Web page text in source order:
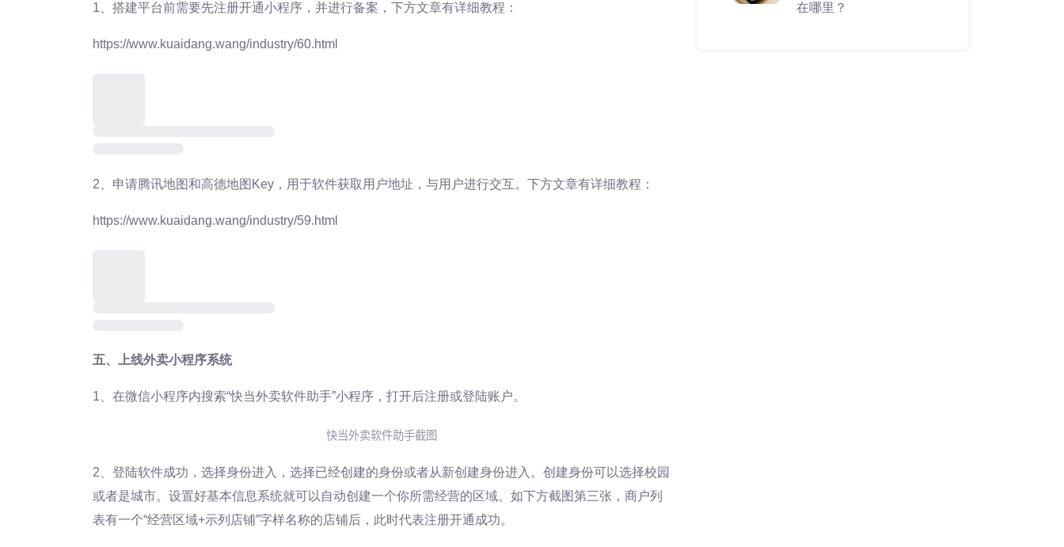
1、搭建平台前需要先注册开通小程序，并进行备案，下方文章有详细教程：
https://www.kuaidang.wang/industry/60.html
2、申请腾讯地图和高德地图Key，用于软件获取用户地址，与用户进行交互。下方文章有详细教程：
https://www.kuaidang.wang/industry/59.html
五、上线外卖小程序系统
1、在微信小程序内搜索“快当外卖软件助手”小程序，打开后注册或登陆账户。
快当外卖软件助手截图
2、登陆软件成功，选择身份进入，选择已经创建的身份或者从新创建身份进入。创建身份可以选择校园
或者是城市。设置好基本信息系统就可以自动创建一个你所需经营的区域。如下方截图第三张，商户列
表有一个“经营区域+示列店铺”字样名称的店铺后，此时代表注册开通成功。
在哪里？